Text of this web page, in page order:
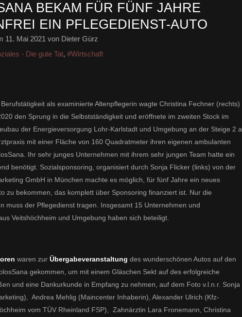
BEKAM FÜR FÜNF JAHRE
EIN PFLEGEDIENST-AUTO
11. Mai 2021 von Dieter Gürz
- Die gute Tat, #Wirtschaft
als examinierte Altenpflegerin wagte Christina Fechner (rechts)
den Sprung in die Selbstständigkeit und eröffnete im zweiten Stock im
der Energieversorgung Lohr-Karlstadt und Umgebung an der Steige 2 a
mit einer Fläche von 160 Quadratmeter ihren eigenen ambulanten
Ihr sehr junges Unternehmen mit ihrem sehr jungen Team hatte ein
benötigt. Sozialsponsoring, organisiert durch Sonja Flicker (links) von der
GmbH in München machte es möglich, für fünf Jahre ein neues
zu bekommen, das komplett über Sponsoring finanziert ist. Nur die
muss der Pflegedienst tragen.
Insgesamt 15 Unternehmen und
Veitshöchheim und Umgebung haben sich beteiligt.
waren zur Übergabeveranstaltung des wunderschönen Autos auf den
gekommen, um mit einem Gläschen Sekt auf des erfolgreiche
und eine Dankurkunde in Empfang zu nehmen, auf dem Foto v.l.n.r. Sonja
Andrea Mehlig (Maincenter Inhaberin), Alexander Ulrich (Kfz-
vom TÜV Rheinland FSP), Zahnärztin Lara Fronemann, Christina